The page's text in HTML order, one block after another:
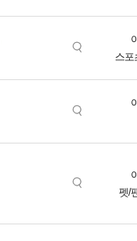
스포
펫/